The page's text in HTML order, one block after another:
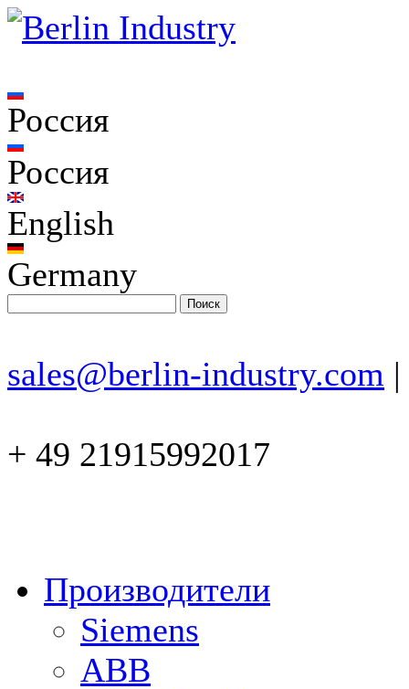
Россия
Россия
English
Germany
sales@berlin-industry.com |
+ 49 21915992017
Производители
Siemens
ABB